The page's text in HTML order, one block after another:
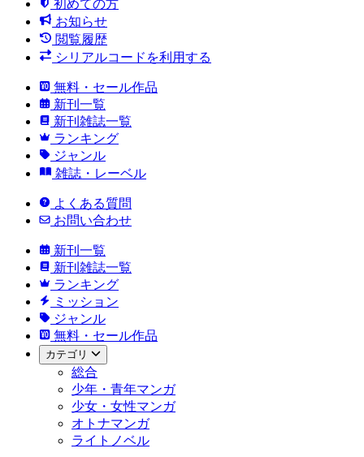
初めての方
お知らせ
閲覧履歴
シリアルコードを利用する
無料・セール作品
新刊一覧
新刊雑誌一覧
ランキング
ジャンル
雑誌・レーベル
よくある質問
お問い合わせ
新刊一覧
新刊雑誌一覧
ランキング
ミッション
ジャンル
無料・セール作品
カテゴリ
総合
少年・青年マンガ
少女・女性マンガ
オトナマンガ
ライトノベル